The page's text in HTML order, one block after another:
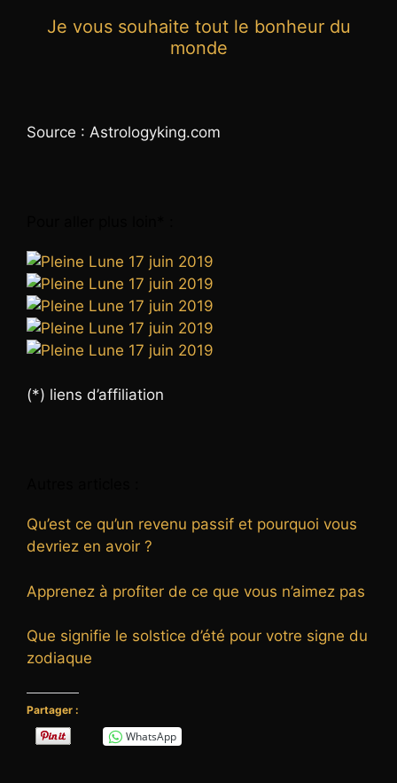
Je vous souhaite tout le bonheur du
monde
Source : Astrologyking.com
(*) liens d’affiliation
Qu’est ce qu’un revenu passif et pourquoi vous
devriez en avoir ?
Apprenez à profiter de ce que vous n’aimez pas
Que signifie le solstice d’été pour votre signe du
zodiaque
Partager :
WhatsApp